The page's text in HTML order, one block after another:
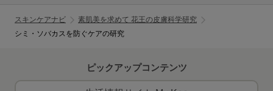
スキンケアナビ
素肌美を求めて 花王の皮膚科学研究
シミ・ソバカスを防ぐケアの研究
ピックアップコンテンツ